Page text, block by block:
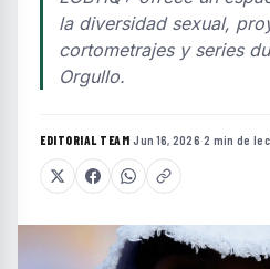
la diversidad sexual,
cortometrajes y series
Orgullo.
EDITORIAL TEAM·Jun 16, 2026·2 min de